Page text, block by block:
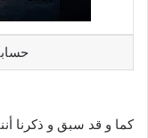
كما و قد سبق و ذكرنا